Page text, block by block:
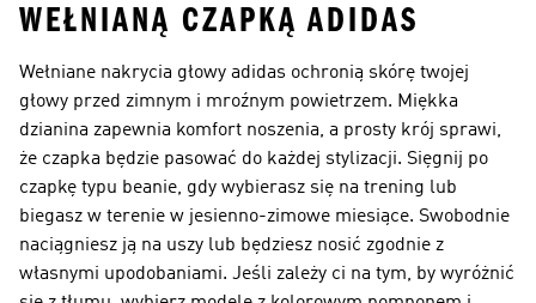
WEŁNIANĄ CZAPKĄ ADIDAS
Wełniane nakrycia głowy adidas ochronią skórę twojej
głowy przed zimnym i mroźnym powietrzem. Miękka
dzianina zapewnia komfort noszenia, a prosty krój sprawi,
że czapka będzie pasować do każdej stylizacji. Sięgnij po
czapkę typu beanie, gdy wybierasz się na trening lub
biegasz w terenie w jesienno-zimowe miesiące. Swobodnie
naciągniesz ją na uszy lub będziesz nosić zgodnie z
własnymi upodobaniami. Jeśli zależy ci na tym, by wyróżnić